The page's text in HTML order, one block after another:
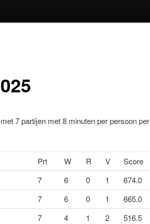
7 partijen met 8 minuten per persoon per
Prt W R V
Score
7 6 0 1
674.0
7 6 0 1
665.0
7 4 1 2
516.5